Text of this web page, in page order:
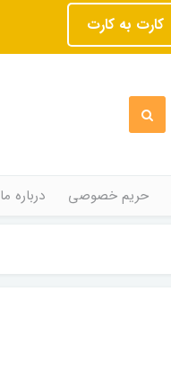
کارت به کارت
حریم خصوصی درباره ما